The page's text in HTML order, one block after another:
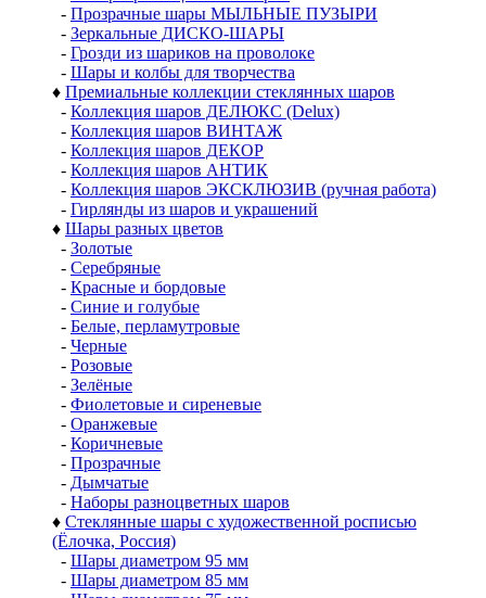
- Прозрачные шары МЫЛЬНЫЕ ПУЗЫРИ
- Зеркальные ДИСКО-ШАРЫ
- Грозди из шариков на проволоке
- Шары и колбы для творчества
♦ Премиальные коллекции стеклянных шаров
- Коллекция шаров ДЕЛЮКС (Delux)
- Коллекция шаров ВИНТАЖ
- Коллекция шаров ДЕКОР
- Коллекция шаров АНТИК
- Коллекция шаров ЭКСКЛЮЗИВ (ручная работа)
- Гирлянды из шаров и украшений
♦ Шары разных цветов
- Золотые
- Серебряные
- Красные и бордовые
- Синие и голубые
- Белые, перламутровые
- Черные
- Розовые
- Зелёные
- Фиолетовые и сиреневые
- Оранжевые
- Коричневые
- Прозрачные
- Дымчатые
- Наборы разноцветных шаров
♦ Стеклянные шары с художественной росписью
(Ёлочка, Россия)
- Шары диаметром 95 мм
- Шары диаметром 85 мм